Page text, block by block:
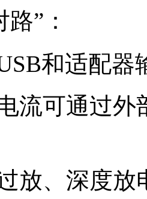
”：
和适配
流可通过外
放、深度放